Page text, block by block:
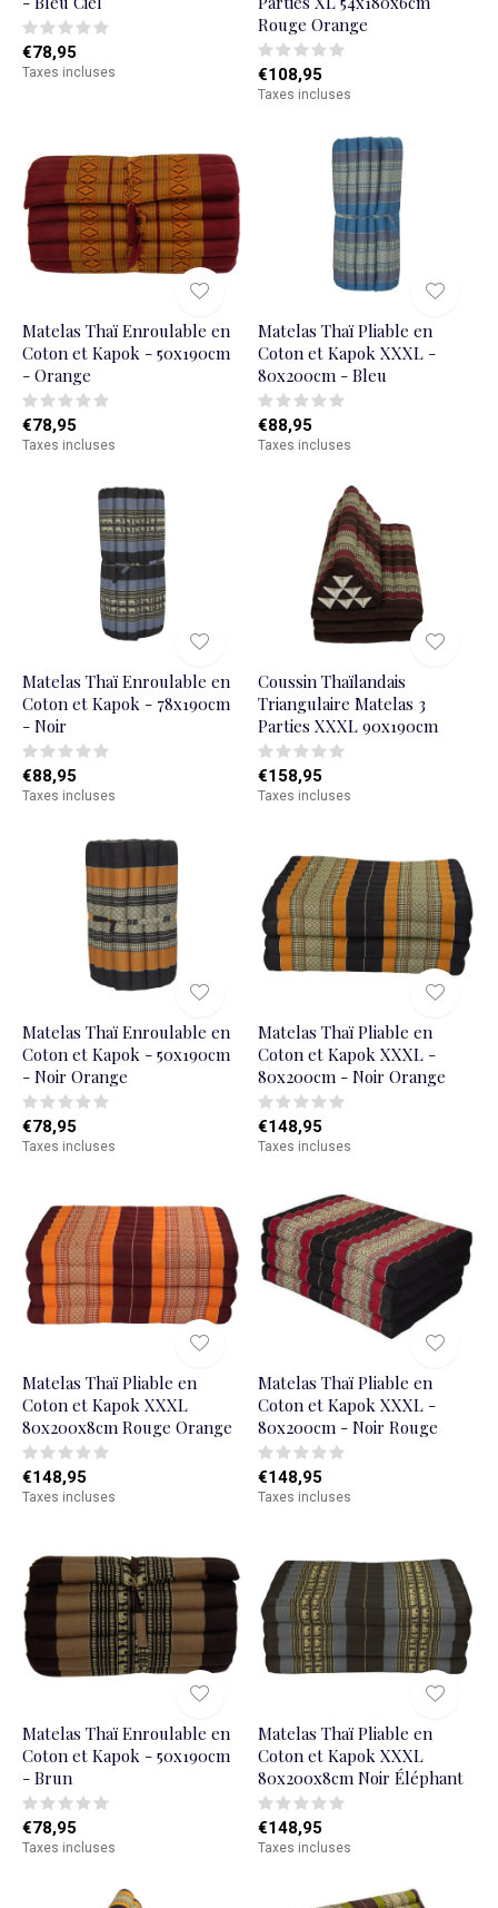
€78,95
Taxes incluses
Rouge Orange
€108,95
Taxes incluses
Matelas Thaï Enroulable en
Coton et Kapok - 50x190cm
- Orange
€78,95
Taxes incluses
Matelas Thaï Pliable en
Coton et Kapok XXXL -
80x200cm - Bleu
€88,95
Taxes incluses
Matelas Thaï Enroulable en
Coton et Kapok - 78x190cm
- Noir
€88,95
Taxes incluses
Coussin Thaïlandais
Triangulaire Matelas 3
Parties XXXL 90x190cm
€158,95
Taxes incluses
Matelas Thaï Enroulable en
Coton et Kapok - 50x190cm
- Noir Orange
€78,95
Taxes incluses
Matelas Thaï Pliable en
Coton et Kapok XXXL -
80x200cm - Noir Orange
€148,95
Taxes incluses
Matelas Thaï Pliable en
Coton et Kapok XXXL
80x200x8cm Rouge Orange
€148,95
Taxes incluses
Matelas Thaï Pliable en
Coton et Kapok XXXL -
80x200cm - Noir Rouge
€148,95
Taxes incluses
Matelas Thaï Enroulable en
Coton et Kapok - 50x190cm
- Brun
€78,95
Taxes incluses
Matelas Thaï Pliable en
Coton et Kapok XXXL
80x200x8cm Noir Éléphant
€148,95
Taxes incluses